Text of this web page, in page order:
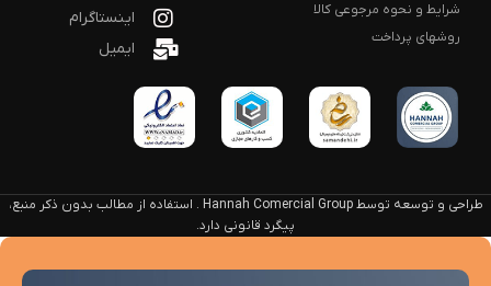
شرایط و نحوه مرجوعی کالا
روشهای پرداخت
اینستاگرام
ایمیل
طراحی و توسعه توسط Hannah Comercial Group . استفاده از مطالب بدون ذکر منبع،
پیگرد قانونی دارد.